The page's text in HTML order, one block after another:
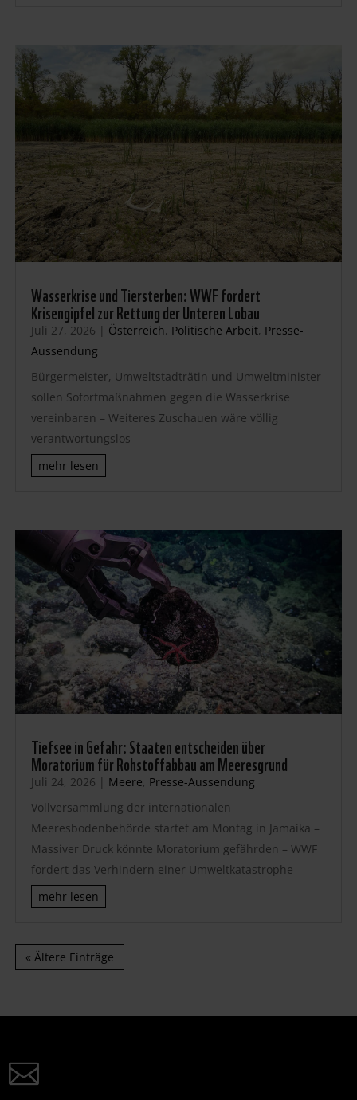
Wasserkrise und Tiersterben: WWF fordert
Krisengipfel zur Rettung der Unteren Lobau
Juli 27, 2026 | Österreich, Politische Arbeit, Presse-
Aussendung
Bürgermeister, Umweltstadträtin und Umweltminister
sollen Sofortmaßnahmen gegen die Wasserkrise
vereinbaren – Weiteres Zuschauen wäre völlig
verantwortungslos
mehr lesen
Tiefsee in Gefahr: Staaten entscheiden über
Moratorium für Rohstoffabbau am Meeresgrund
Juli 24, 2026 | Meere, Presse-Aussendung
Vollversammlung der internationalen
Meeresbodenbehörde startet am Montag in Jamaika –
Massiver Druck könnte Moratorium gefährden – WWF
fordert das Verhindern einer Umweltkatastrophe
mehr lesen
« Ältere Einträge